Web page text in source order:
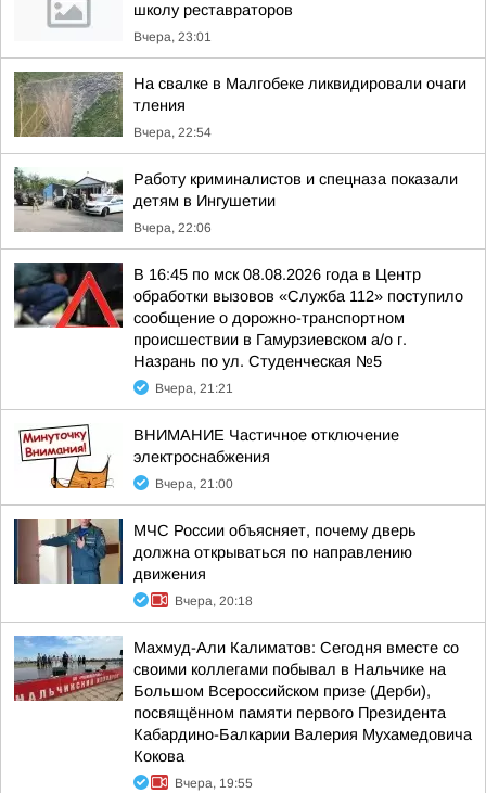
школу реставраторов
Вчера, 23:01
На свалке в Малгобеке ликвидировали очаги
тления
Вчера, 22:54
Работу криминалистов и спецназа показали
детям в Ингушетии
Вчера, 22:06
В 16:45 по мск 08.08.2026 года в Центр
обработки вызовов «Служба 112» поступило
сообщение о дорожно-транспортном
происшествии в Гамурзиевском а/о г.
Назрань по ул. Студенческая №5
Вчера, 21:21
ВНИМАНИЕ Частичное отключение
электроснабжения
Вчера, 21:00
МЧС России объясняет, почему дверь
должна открываться по направлению
движения
Вчера, 20:18
Махмуд-Али Калиматов: Сегодня вместе со
своими коллегами побывал в Нальчике на
Большом Всероссийском призе (Дерби),
посвящённом памяти первого Президента
Кабардино-Балкарии Валерия Мухамедовича
Кокова
Вчера, 19:55